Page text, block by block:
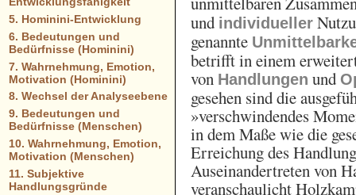
und individueller
genannte
betrifft in einem
von Handlungen und
gesehen sind die
»verschwindendes
in dem Maße wie die
Erreichung des
Auseinandertreten von
veranschaulicht
5. Hominini-Entwicklung
6. Bedeutungen und
Bedürfnisse (Hominini)
7. Wahrnehmung, Emotion,
Motivation (Hominini)
8. Wechsel der Analyseebene
9. Bedeutungen und
Bedürfnisse (Menschen)
10. Wahrnehmung, Emotion,
Motivation (Menschen)
11. Subjektive
Handlungsgründe